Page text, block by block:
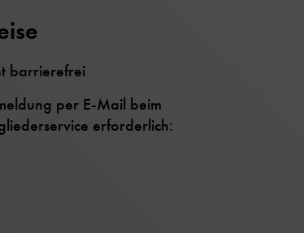
barrierefrei
per E-Mail beim
erforderlich: